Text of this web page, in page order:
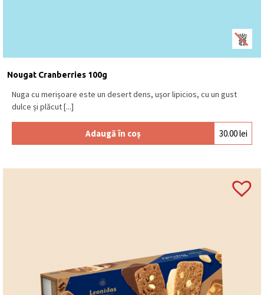
Nougat Cranberries 100g
Nuga cu merișoare este un desert dens, ușor lipicios, cu un gust
dulce și plăcut [...]
Adaugă în coș 30.00lei